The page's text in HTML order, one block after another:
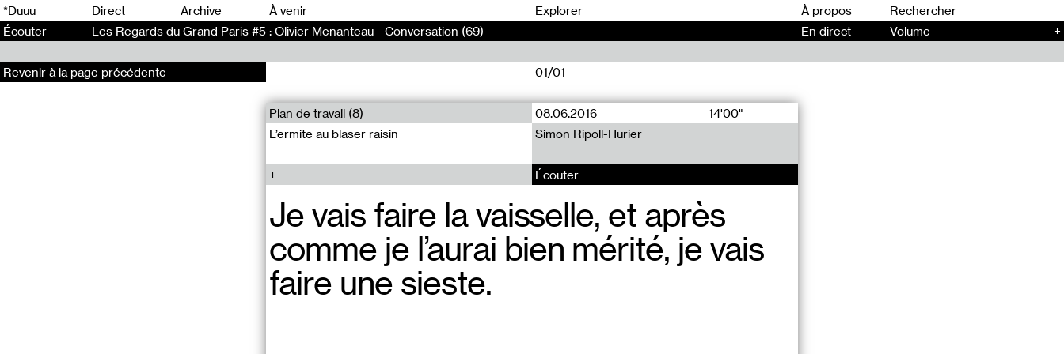
*Duuu Direct Archive À venir Explorer
À propos
Écouter
Les Regards du Grand Paris #5 : Olivier Menanteau - Conversation (69) En direct Volume +
01/01
Plan de travail (8) 08.06.2016
14'00"
L’ermite au blaser raisin
Simon Ripoll-Hurier
Écouter
Je vais faire la vaisselle, et après
comme je l’aurai bien mérité, je vais
faire une sieste.
Revenir à la page précédente
00 00